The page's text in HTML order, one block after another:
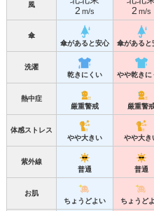
風
2 m/s
2 m/s
傘
傘があると安心
傘があると
洗濯
乾きにくい
やや乾きに
熱中症
厳重警戒
厳重警
体感ストレス
やや大きい
やや大き
紫外線
普通
普通
お肌
ちょうどよい
ちょうど